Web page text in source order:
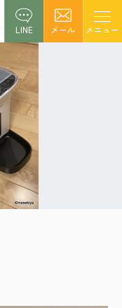
LINE メール メニュー